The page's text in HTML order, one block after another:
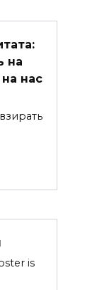
на
нас
is